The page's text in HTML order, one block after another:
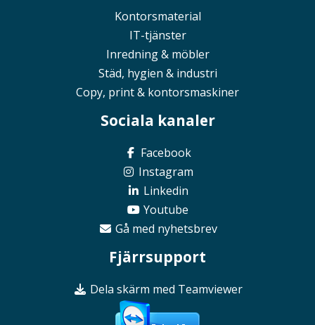
Kontorsmaterial
IT-tjänster
Inredning & möbler
Städ, hygien & industri
Copy, print & kontorsmaskiner
Sociala kanaler
Facebook
Instagram
Linkedin
Youtube
Gå med nyhetsbrev
Fjärrsupport
Dela skärm med Teamviewer